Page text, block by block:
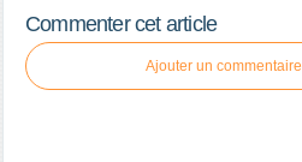
Commenter cet article
Ajouter un commentaire